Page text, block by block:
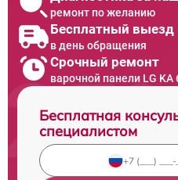
ремонт по желанию
Бесплатный выезд
в день обращения
Срочный ремонт
варочной панели LG KA
Бесплатная
специалистом